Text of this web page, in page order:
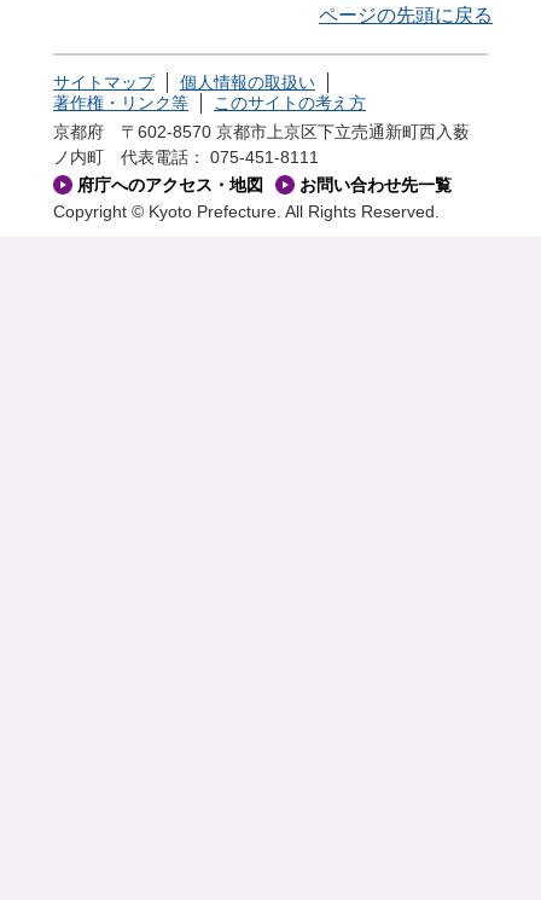
ページの先頭に戻る
サイトマップ
個人情報の取扱い
著作権・リンク等
このサイトの考え方
京都府 〒602-8570 京都市上京区下立売通新町西入薮
ノ内町
代表電話： 075-451-8111
府庁へのアクセス・地図
お問い合わせ先一覧
Copyright © Kyoto Prefecture. All Rights Reserved.